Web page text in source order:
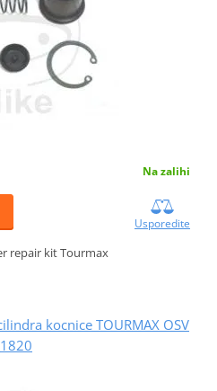
Na zalihi
Usporedite
repair kit Tourmax
kocnice TOURMAX OSV
1820